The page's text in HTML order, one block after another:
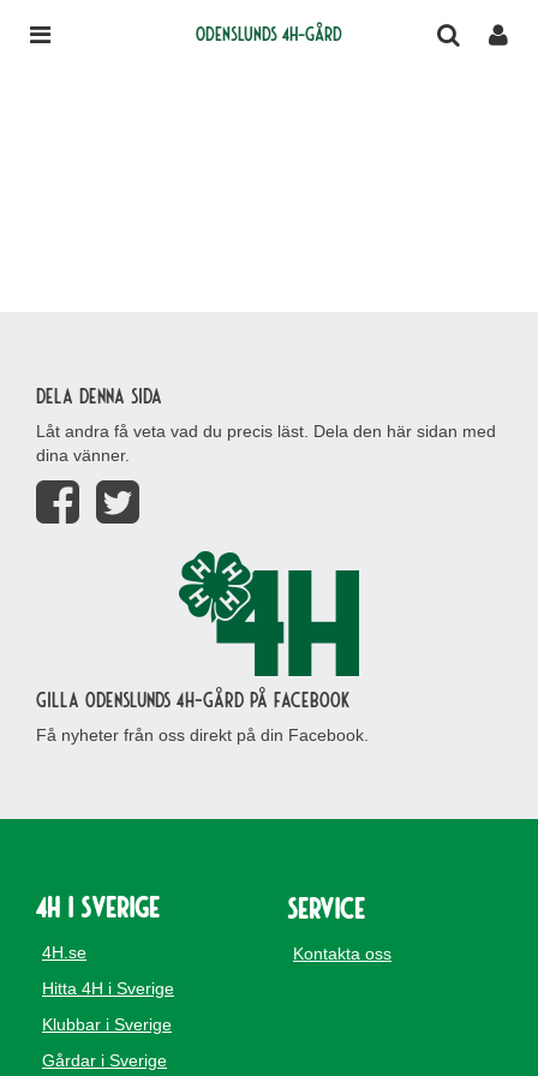
Odenslunds 4H-gård
Dela denna sida
Låt andra få veta vad du precis läst. Dela den här sidan med
dina vänner.
Gilla Odenslunds 4H-gård på Facebook
Få nyheter från oss direkt på din Facebook.
4H i Sverige
4H.se
Hitta 4H i Sverige
Klubbar i Sverige
Gårdar i Sverige
Service
Kontakta oss